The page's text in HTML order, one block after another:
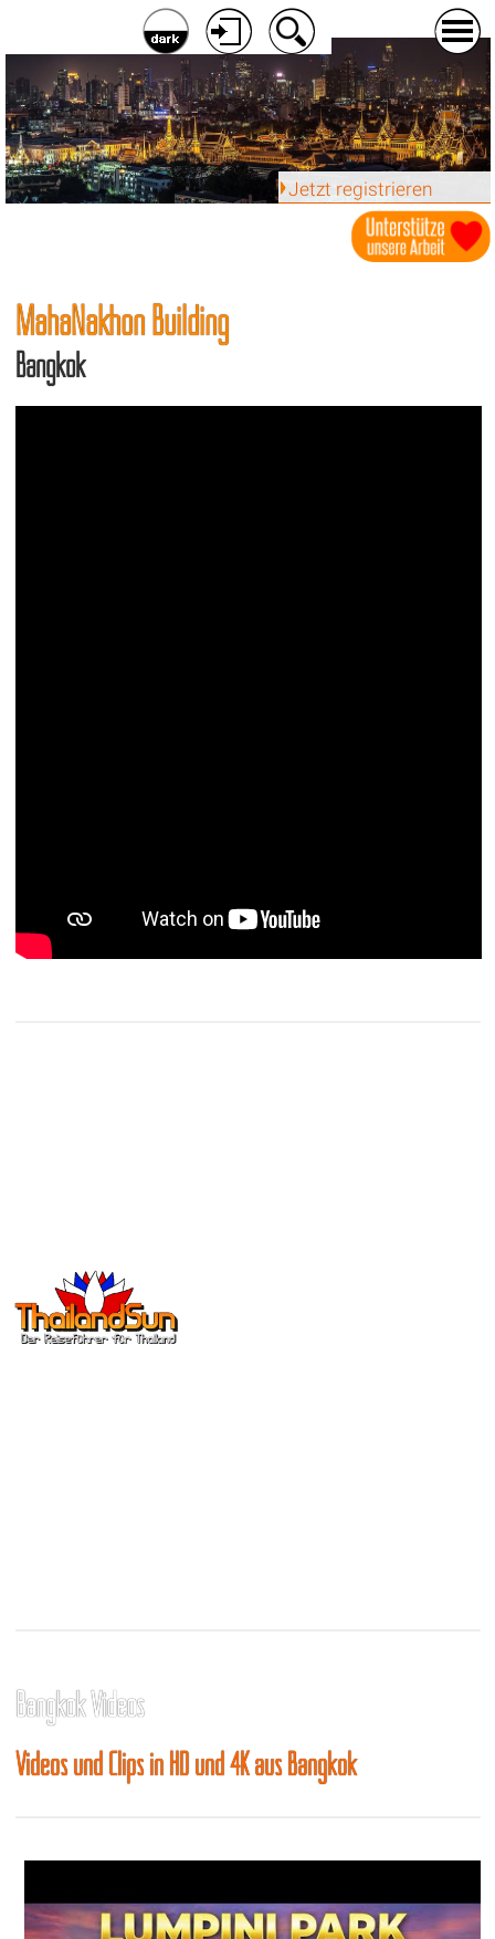
Jetzt registrieren
MahaNakhon Building
Bangkok
Bangkok Videos
Videos und Clips in HD und 4K aus Bangkok